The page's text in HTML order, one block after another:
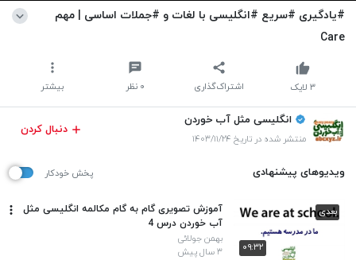
#یادگیری #سریع #انگلیسی با لغات و #جملات اساسی | مهم
Care
اشتراک‌گذاری ۰ نظر بیشتر ۳ لایک
انگلیسی مثل آب خوردن
منتشر شده در تاریخ ۱۴۰۳/۱۱/۲۴
دنبال کردن
ویدیوهای پیشنهادی پخش خودکار
۰۹:۳۲
بعدی
آموزش تصویری گام به گام مکالمه انگلیسی مثل
آب خوردن درس 4
بهمن جولائی
۳ سال پیش